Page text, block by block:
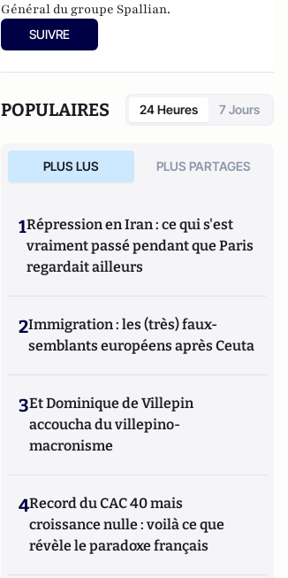
Général du groupe Spallian.
SUIVRE
POPULAIRES 24 Heures 7 Jours
PLUS LUS PLUS PARTAGES
1Répression en Iran : ce qui s'est
vraiment passé pendant que Paris
regardait ailleurs
2Immigration : les (très) faux-
semblants européens après Ceuta
3Et Dominique de Villepin
accoucha du villepino-
macronisme
4Record du CAC 40 mais
croissance nulle : voilà ce que
révèle le paradoxe français